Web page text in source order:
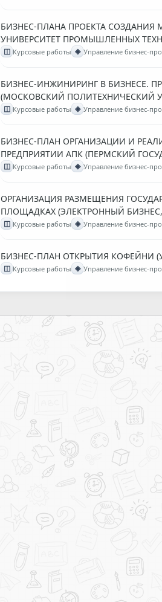
БИЗНЕС-ПЛАНА ПРОЕКТА СОЗДАНИЯ
УНИВЕРСИТЕТ ПРОМЫШЛЕННЫХ
◫ Курсовые работы ◈ Управление бизнес-
БИЗНЕС-ИНЖИНИРИНГ В БИЗНЕСЕ.
(МОСКОВСКИЙ ПОЛИТЕХНИЧЕСКИЙ
◫ Курсовые работы ◈ Управление бизнес-
БИЗНЕС-ПЛАН ОРГАНИЗАЦИИ И
ПРЕДПРИЯТИИ АПК (ПЕРМСКИЙ
◫ Курсовые работы ◈ Управление бизнес-
ОРГАНИЗАЦИЯ РАЗМЕЩЕНИЯ
ПЛОЩАДКАХ (ЭЛЕКТРОННЫЙ
◫ Курсовые работы ◈ Управление бизнес-
БИЗНЕС-ПЛАН ОТКРЫТИЯ КОФЕЙНИ
◫ Курсовые работы ◈ Управление бизнес-